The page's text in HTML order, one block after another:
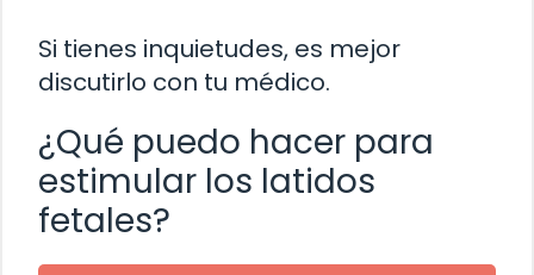
Si tienes inquietudes, es mejor
discutirlo con tu médico.
¿Qué puedo hacer para
estimular los latidos
fetales?